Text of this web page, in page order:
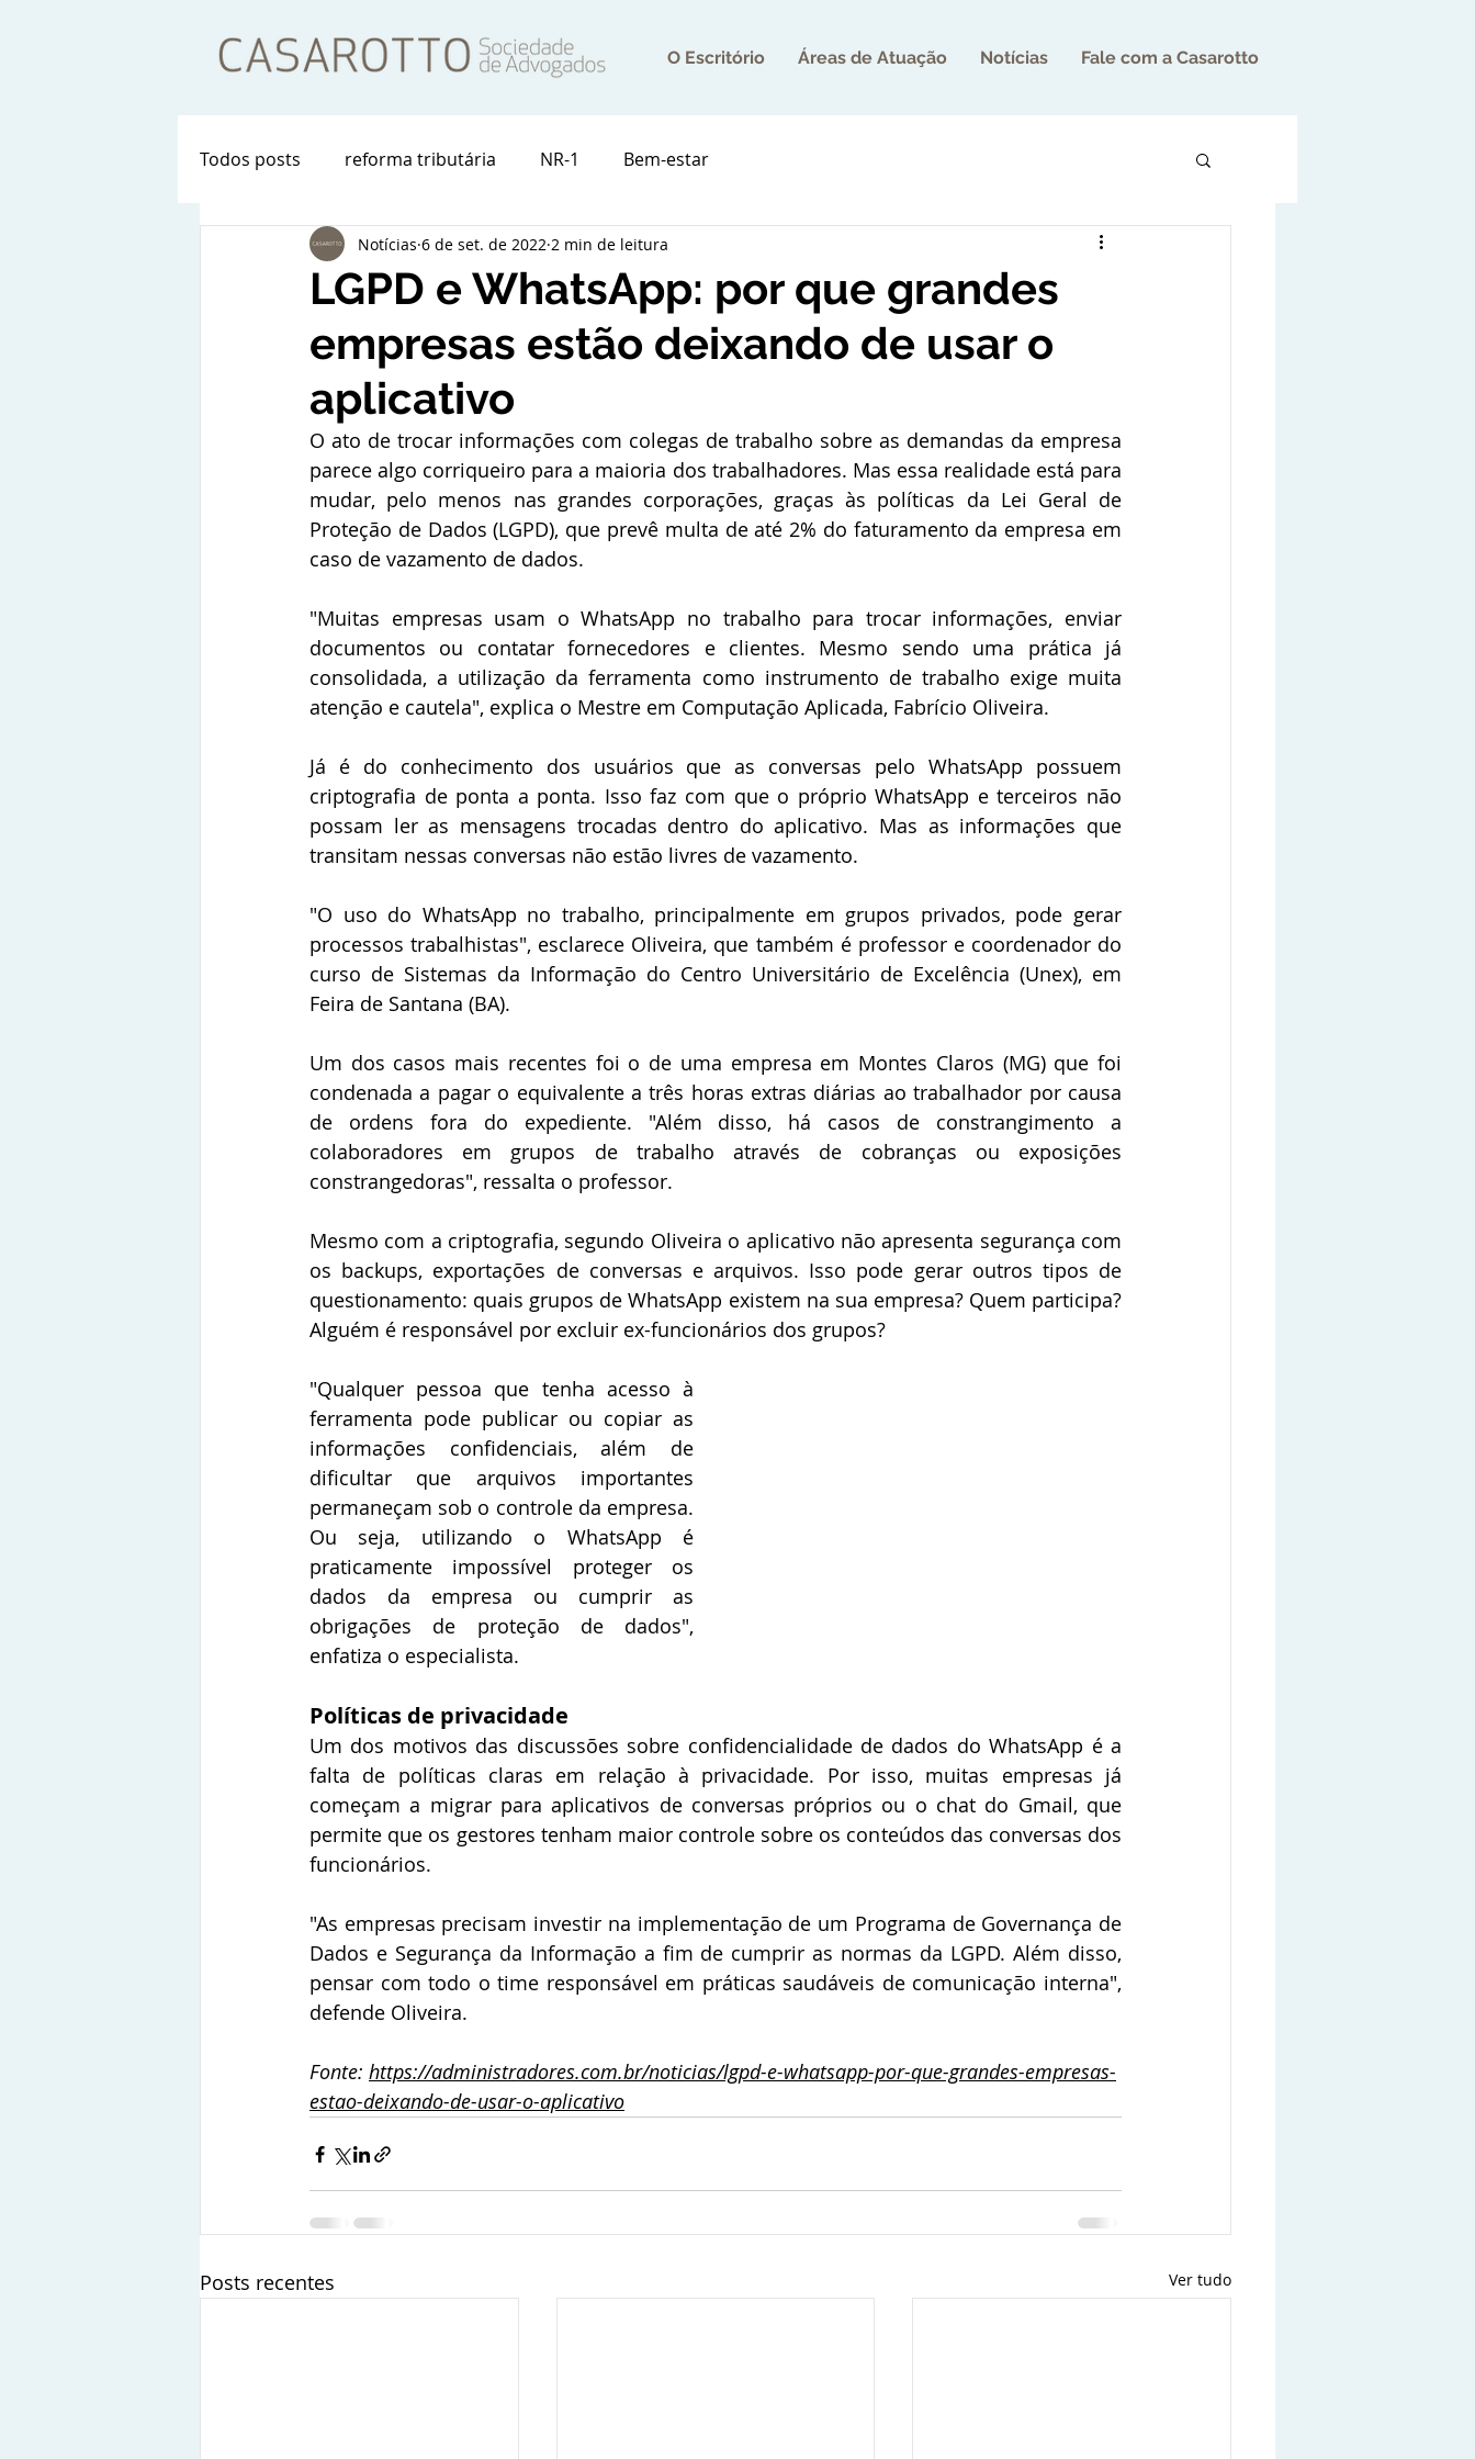
O Escritório Áreas de Atuação Notícias Fale com a Casarotto
Todos posts reforma tributária NR-1 Bem-estar
LGPD e WhatsApp: por que grandes
empresas estão deixando de usar o
aplicativo
Notícias 6 de set. de 2022 2 min de leitura
O ato de trocar informações com colegas de trabalho sobre as demandas da empresa
parece algo corriqueiro para a maioria dos trabalhadores. Mas essa realidade está para
mudar, pelo menos nas grandes corporações, graças às políticas da Lei Geral de
Proteção de Dados (LGPD), que prevê multa de até 2% do faturamento da empresa em
caso de vazamento de dados.
"Muitas empresas usam o WhatsApp no trabalho para trocar informações, enviar
documentos ou contatar fornecedores e clientes. Mesmo sendo uma prática já
consolidada, a utilização da ferramenta como instrumento de trabalho exige muita
atenção e cautela", explica o Mestre em Computação Aplicada, Fabrício Oliveira.
Já é do conhecimento dos usuários que as conversas pelo WhatsApp possuem
criptografia de ponta a ponta. Isso faz com que o próprio WhatsApp e terceiros não
possam ler as mensagens trocadas dentro do aplicativo. Mas as informações que
transitam nessas conversas não estão livres de vazamento.
"O uso do WhatsApp no trabalho, principalmente em grupos privados, pode gerar
processos trabalhistas", esclarece Oliveira, que também é professor e coordenador do
curso de Sistemas da Informação do Centro Universitário de Excelência (Unex), em
Feira de Santana (BA).
Um dos casos mais recentes foi o de uma empresa em Montes Claros (MG) que foi
condenada a pagar o equivalente a três horas extras diárias ao trabalhador por causa
de ordens fora do expediente. "Além disso, há casos de constrangimento a
colaboradores em grupos de trabalho através de cobranças ou exposições
constrangedoras", ressalta o professor.
Mesmo com a criptografia, segundo Oliveira o aplicativo não apresenta segurança com
os backups, exportações de conversas e arquivos. Isso pode gerar outros tipos de
questionamento: quais grupos de WhatsApp existem na sua empresa? Quem participa?
Alguém é responsável por excluir ex-funcionários dos grupos?
"Qualquer pessoa que tenha acesso à
ferramenta pode publicar ou copiar as
informações confidenciais, além de
dificultar que arquivos importantes
permaneçam sob o controle da empresa.
Ou seja, utilizando o WhatsApp é
praticamente impossível proteger os
dados da empresa ou cumprir as
obrigações de proteção de dados",
enfatiza o especialista.
Políticas de privacidade
Um dos motivos das discussões sobre confidencialidade de dados do WhatsApp é a
falta de políticas claras em relação à privacidade. Por isso, muitas empresas já
começam a migrar para aplicativos de conversas próprios ou o chat do Gmail, que
permite que os gestores tenham maior controle sobre os conteúdos das conversas dos
funcionários.
"As empresas precisam investir na implementação de um Programa de Governança de
Dados e Segurança da Informação a fim de cumprir as normas da LGPD. Além disso,
pensar com todo o time responsável em práticas saudáveis de comunicação interna",
defende Oliveira.
Fonte: https://administradores.com.br/noticias/lgpd-e-whatsapp-por-que-grandes-empresas-
estao-deixando-de-usar-o-aplicativo
Posts recentes Ver tudo